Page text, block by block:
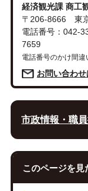
経済観光課 商工
〒206-8666 東
電話番号：042-
7659
電話番号のかけ間
お問い合わせ
市政情報・職
このページを見